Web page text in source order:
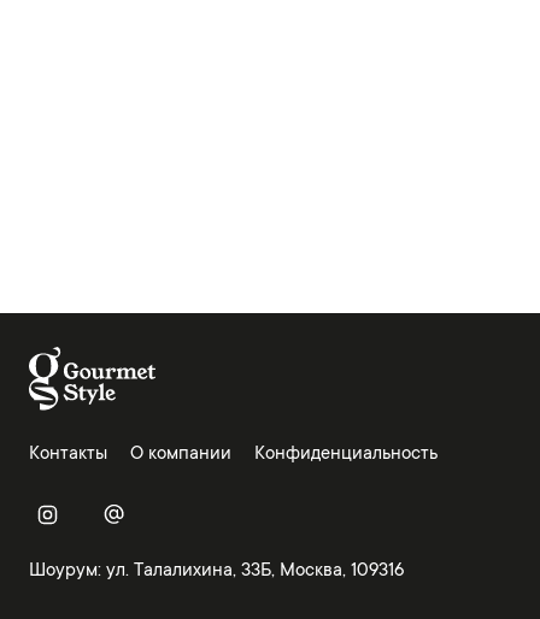
Контакты О компании Конфиденциальность
Шоурум: ул. Талалихина, 33Б, Москва, 109316